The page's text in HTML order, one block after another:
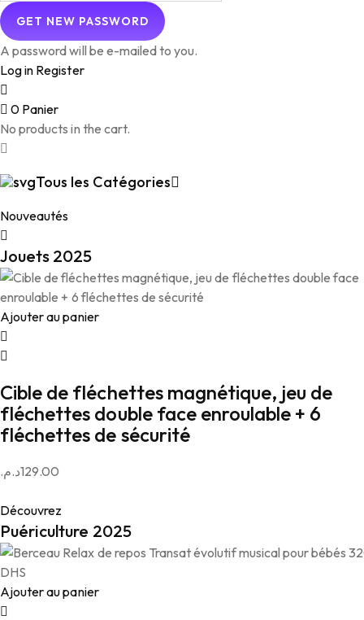
A password will be e-mailed to you.
Log in Register
0 Panier
No products in the cart.
Tous les Catégories
Nouveautés
Jouets 2025
Ajouter au panier
Cible de fléchettes magnétique, jeu de
fléchettes double face enroulable + 6
fléchettes de sécurité
129.00د.م.
Découvrez
Puériculture 2025
Ajouter au panier